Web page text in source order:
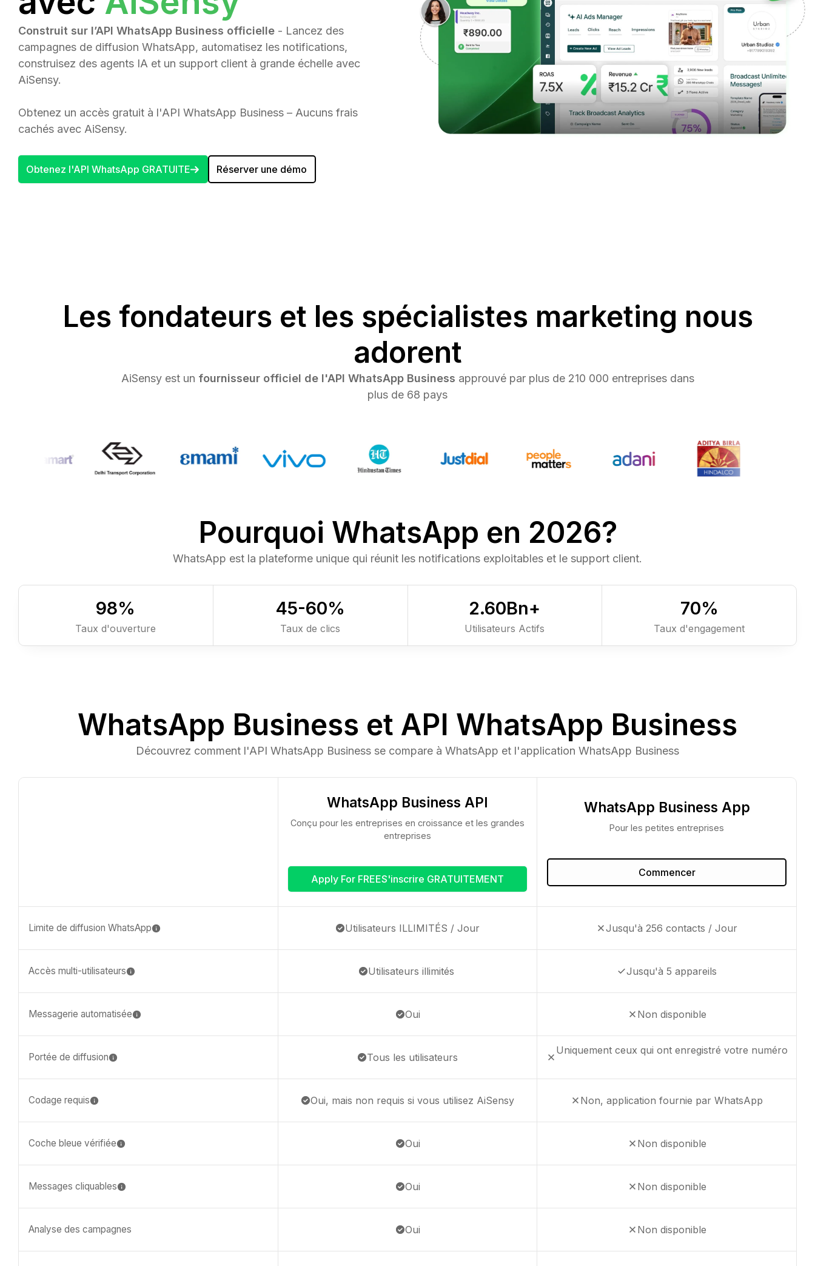
Construit sur l’API WhatsApp Business officielle - Lancez des
campagnes de diffusion WhatsApp, automatisez les notifications,
construisez des agents IA et un support client à grande échelle avec
AiSensy.
Obtenez un accès gratuit à l'API WhatsApp Business – Aucuns frais
cachés avec AiSensy.
Obtenez l'API WhatsApp GRATUITE Réserver une démo
Les fondateurs et les spécialistes marketing nous
adorent
AiSensy est un fournisseur officiel de l'API WhatsApp Business approuvé par plus de 210 000 entreprises dans
plus de 68 pays
Pourquoi WhatsApp en 2026?
WhatsApp est la plateforme unique qui réunit les notifications exploitables et le support client.
98%
Taux d'ouverture
45-60%
Taux de clics
2.60Bn+
Utilisateurs Actifs
70%
Taux d'engagement
WhatsApp Business et API WhatsApp Business
Découvrez comment l'API WhatsApp Business se compare à WhatsApp et l'application WhatsApp Business
WhatsApp Business API
Conçu pour les entreprises en croissance et les grandes
entreprises
Apply For FREES'inscrire GRATUITEMENT
WhatsApp Business App
Pour les petites entreprises
Commencer
Limite de diffusion WhatsApp Utilisateurs ILLIMITÉS / Jour Jusqu'à 256 contacts / Jour
Accès multi-utilisateurs Utilisateurs illimités Jusqu'à 5 appareils
Messagerie automatisée Oui Non disponible
Portée de diffusion Tous les utilisateurs
Uniquement ceux qui ont enregistré votre numéro
Codage requis Oui, mais non requis si vous utilisez AiSensy Non, application fournie par WhatsApp
Coche bleue vérifiée Oui Non disponible
Messages cliquables Oui Non disponible
Analyse des campagnes Oui Non disponible